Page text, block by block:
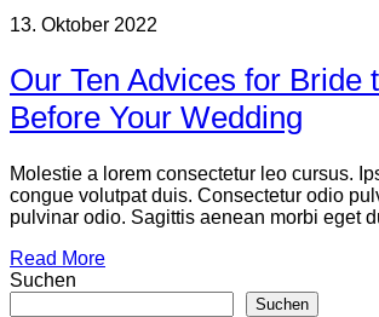
13. Oktober 2022
Our Ten Advices for Bride
Before Your Wedding
Molestie a lorem consectetur leo cursus.
congue volutpat duis. Consectetur odio
pulvinar odio. Sagittis aenean morbi eget
Read More
Suchen
Suchen